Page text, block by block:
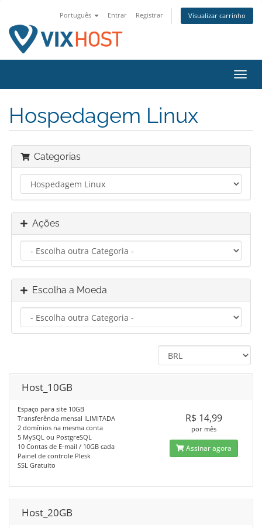
Português Entrar Registrar Visualizar carrinho
Hospedagem Linux
Categorias
Ações
Escolha a Moeda
Host_10GB
Espaço para site 10GB
Transferência mensal ILIMITADA
2 domínios na mesma conta
5 MySQL ou PostgreSQL
10 Contas de E-mail / 10GB cada
Painel de controle Plesk
SSL Gratuito
R$ 14,99
por mês
Assinar agora
Host_20GB